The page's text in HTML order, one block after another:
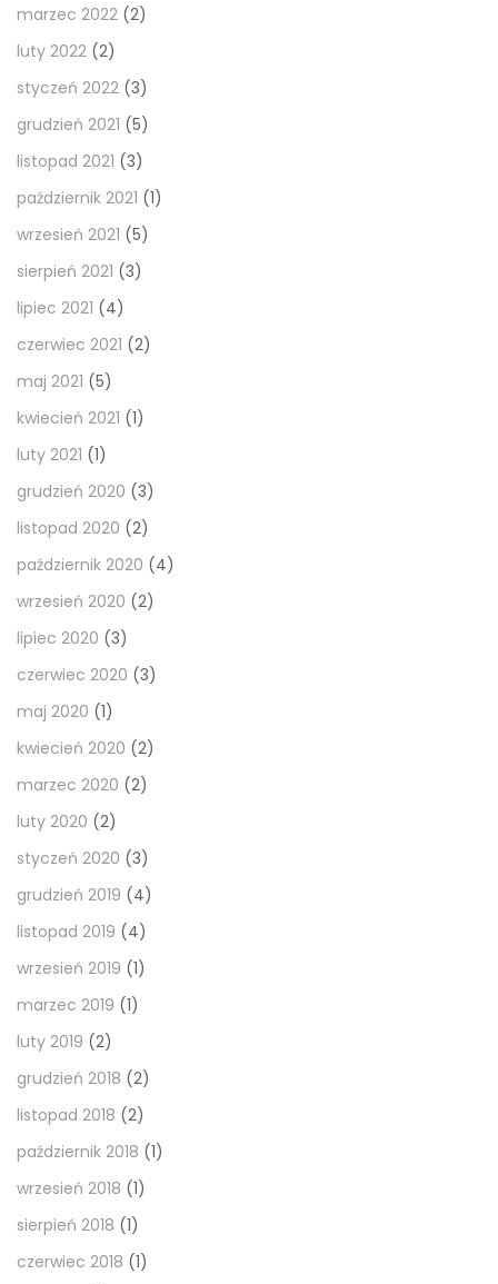
marzec 2022 (2)
luty 2022 (2)
styczeń 2022 (3)
grudzień 2021 (5)
listopad 2021 (3)
październik 2021 (1)
wrzesień 2021 (5)
sierpień 2021 (3)
lipiec 2021 (4)
czerwiec 2021 (2)
maj 2021 (5)
kwiecień 2021 (1)
luty 2021 (1)
grudzień 2020 (3)
listopad 2020 (2)
październik 2020 (4)
wrzesień 2020 (2)
lipiec 2020 (3)
czerwiec 2020 (3)
maj 2020 (1)
kwiecień 2020 (2)
marzec 2020 (2)
luty 2020 (2)
styczeń 2020 (3)
grudzień 2019 (4)
listopad 2019 (4)
wrzesień 2019 (1)
marzec 2019 (1)
luty 2019 (2)
grudzień 2018 (2)
listopad 2018 (2)
październik 2018 (1)
wrzesień 2018 (1)
sierpień 2018 (1)
czerwiec 2018 (1)